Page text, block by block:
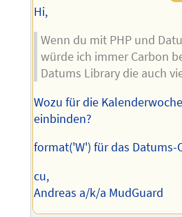
Hi,
Wenn du mit PHP und
würde ich immer Carbon
Datums Library die auch
Wozu für die
einbinden?
format('W') für das
cu,
Andreas a/k/a MudGuard